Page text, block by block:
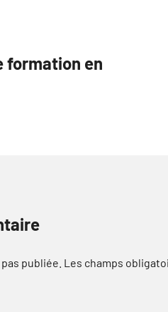
formation en
publiée. Les champs